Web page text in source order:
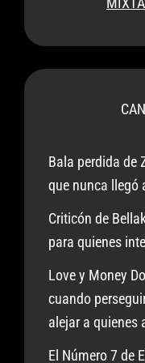
Bala perdida de
que nunca llegó
Criticón de
para quienes
Love y Money
cuando
alejar a quienes
El Número 7 de